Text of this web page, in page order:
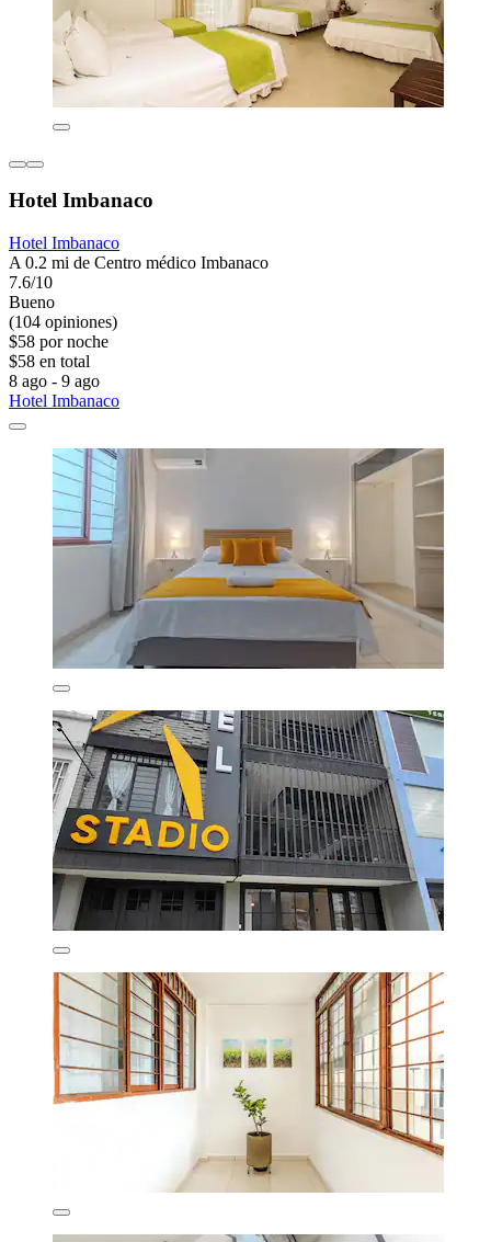
Hotel Imbanaco
Hotel Imbanaco
A 0.2 mi de Centro médico Imbanaco
7.6/10
Bueno
(104 opiniones)
$58 por noche
$58 en total
8 ago - 9 ago
Hotel Imbanaco